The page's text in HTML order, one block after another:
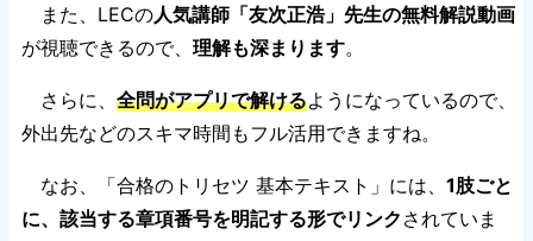
また、LECの人気講師「友次正浩」先生の無料解説動画
が視聴できるので、 理解も深まります。
さらに、 全問がアプリで解けるようになっているので、
外出先などのスキマ時間もフル活用できますね。
なお、「合格のトリセツ 基本テキスト」には、 1肢ごと
に、該当する章項番号を明記する形でリンク されていま